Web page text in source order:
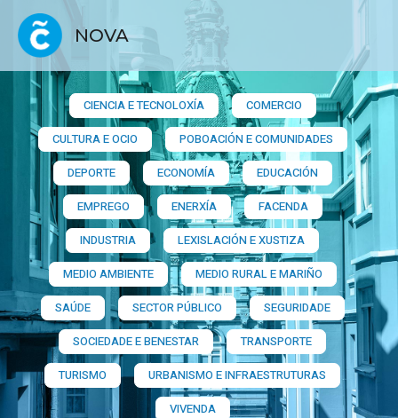
NOVA
CIENCIA E TECNOLOXÍA
COMERCIO
CULTURA E OCIO
POBOACIÓN E COMUNIDADES
DEPORTE
ECONOMÍA
EDUCACIÓN
EMPREGO
ENERXÍA
FACENDA
INDUSTRIA
LEXISLACIÓN E XUSTIZA
MEDIO AMBIENTE
MEDIO RURAL E MARIÑO
SAÚDE
SECTOR PÚBLICO
SEGURIDADE
SOCIEDADE E BENESTAR
TRANSPORTE
TURISMO
URBANISMO E INFRAESTRUTURAS
VIVENDA